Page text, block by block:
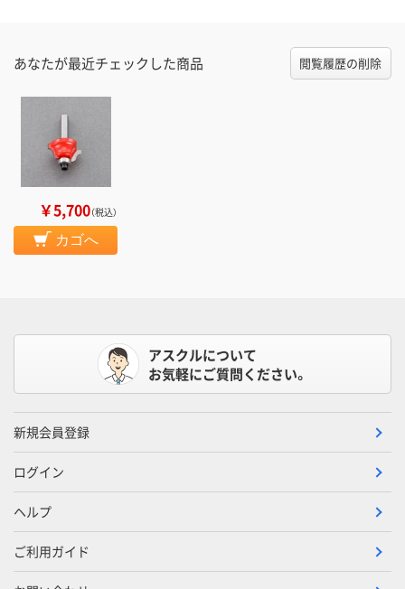
あなたが最近チェックした商品 閲覧履歴の削除
￥5,700（税込）
カゴへ
アスクルについて
お気軽にご質問ください。
新規会員登録
ログイン
ヘルプ
ご利用ガイド